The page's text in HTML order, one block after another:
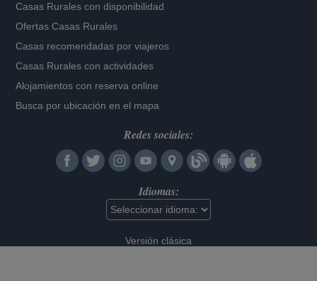
Casas Rurales con disponibilidad
Ofertas Casas Rurales
Casas recomendadas por viajeros
Casas Rurales con actividades
Alojamientos con reserva online
Busca por ubicación en el mapa
Redes sociales:
Idiomas:
Versión clásica